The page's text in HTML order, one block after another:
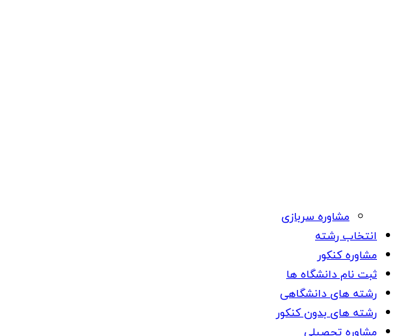
مشاوره سربازی
انتخاب رشته
مشاوره کنکور
ثبت نام دانشگاه ها
رشته های دانشگاهی
رشته های بدون کنکور
مشاوره تحصیلی